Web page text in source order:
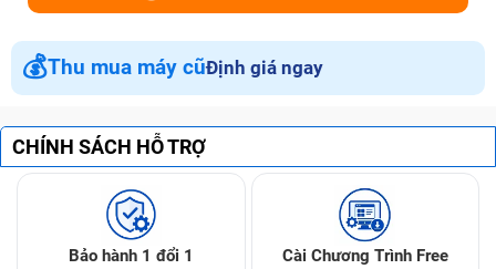
💰Thu mua máy cũĐịnh giá ngay
CHÍNH SÁCH HỖ TRỢ
Bảo hành 1 đổi 1 Cài Chương Trình Free